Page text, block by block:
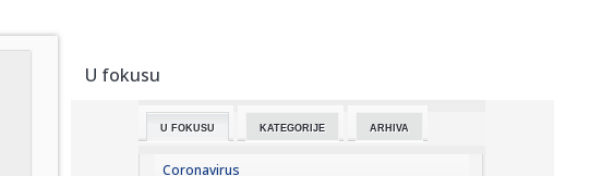
23:25:
23:24:
Ako ste planirali da kupite polovan automobil u Nemačkoj,
U fokusu
U FOKUSU KATEGORIJE ARHIVA
Coronavirus